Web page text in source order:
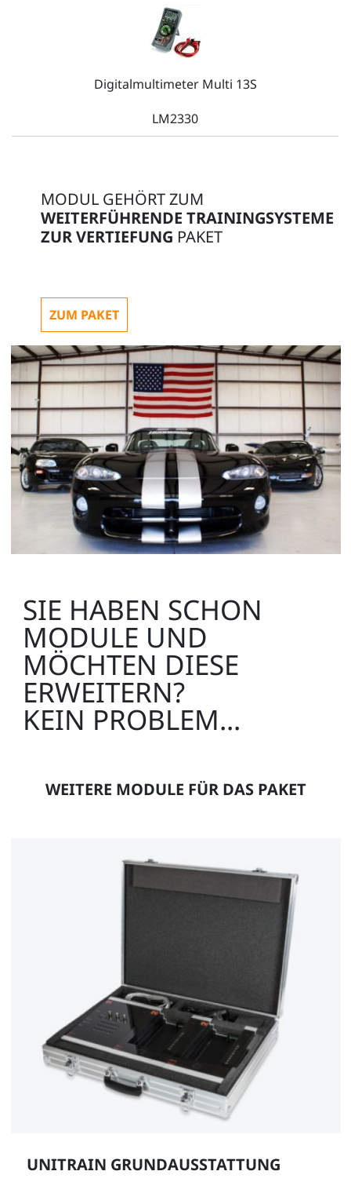
Digitalmultimeter Multi 13S
LM2330
MODUL GEHÖRT ZUM
WEITERFÜHRENDE TRAININGSYSTEME
ZUR VERTIEFUNG PAKET
ZUM PAKET
SIE HABEN SCHON
MODULE UND
MÖCHTEN DIESE
ERWEITERN?
KEIN PROBLEM...
WEITERE MODULE FÜR DAS PAKET
UNITRAIN GRUNDAUSSTATTUNG